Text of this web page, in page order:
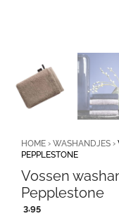
HOME › WASHANDJES ›
PEPPLESTONE
Vossen
Pepplestone
3,95